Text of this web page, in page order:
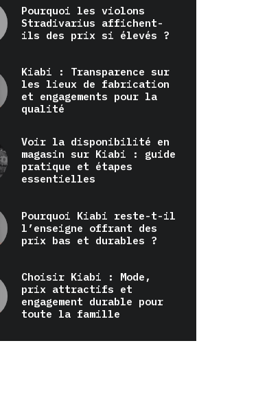
Pourquoi les violons
Stradivarius affichent-
ils des prix si élevés ?
Kiabi : Transparence sur
les lieux de fabrication
et engagements pour la
qualité
Voir la disponibilité en
magasin sur Kiabi : guide
pratique et étapes
essentielles
Pourquoi Kiabi reste-t-il
l’enseigne offrant des
prix bas et durables ?
Choisir Kiabi : Mode,
prix attractifs et
engagement durable pour
toute la famille